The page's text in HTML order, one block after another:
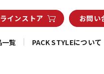
インストア お問い
覧 PACK STYLEについて